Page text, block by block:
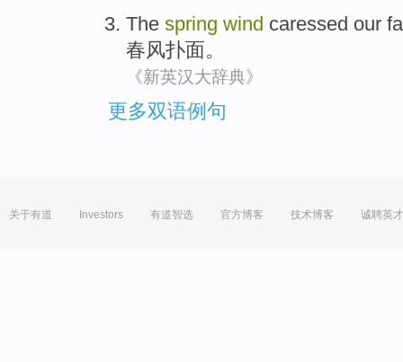
The spring wind caressed our
春风扑面。
《新英汉大辞典》
更多双语例句
关于有道 Investors 有道智选 官方博客 技术博客 诚聘英才